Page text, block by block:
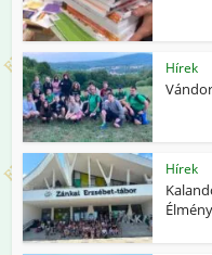
Hírek
Hírek